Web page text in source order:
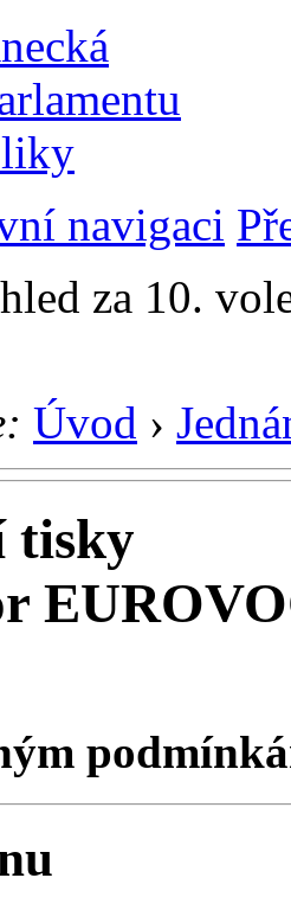
navigaci
za 10.
Úvod ›
tisky